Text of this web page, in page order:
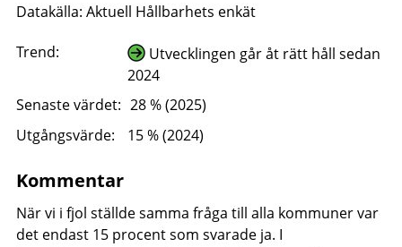
Datakälla: Aktuell Hållbarhets enkät
Trend:
Utvecklingen går åt rätt håll sedan
2024
Senaste värdet: 28 % (2025)
Utgångsvärde:
15 % (2024)
Kommentar
När vi i fjol ställde samma fråga till alla kommuner var
det endast 15 procent som svarade ja. I